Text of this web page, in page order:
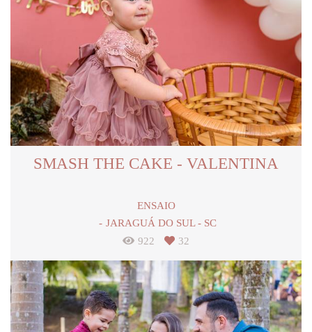
SMASH THE CAKE - VALENTINA
ENSAIO
JARAGUÁ DO SUL - SC
922
32